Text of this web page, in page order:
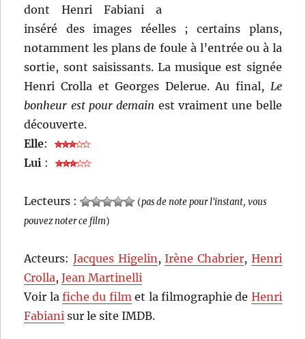
dont Henri Fabiani a
inséré des images réelles ; certains plans,
notamment les plans de foule à l’entrée ou à la
sortie, sont saisissants. La musique est signée
Henri Crolla et Georges Delerue. Au final, Le
bonheur est pour demain est vraiment une belle
découverte.
Elle:
Lui :
Lecteurs : (pas de note pour l'instant, vous
pouvez noter ce film)
Acteurs: Jacques Higelin ,Irène Chabrier, Henri
Crolla,Jean Martinelli
Voir lafiche du film et la filmographie de Henri
Fabiani sur le site IMDB.